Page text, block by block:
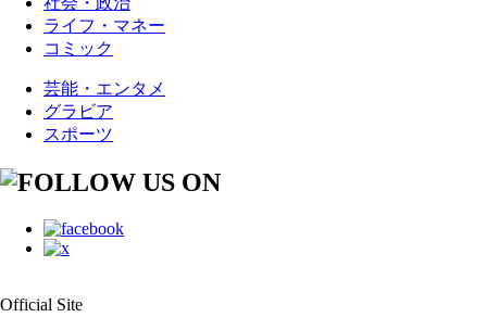
ライフ・マネー
コミック
芸能・エンタメ
グラビア
スポーツ
Official Site